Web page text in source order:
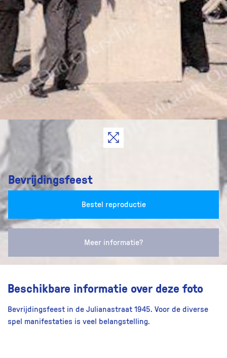
Bevrijdingsfeest
Bestel reproductie
Meer informatie?
Beschikbare informatie over deze foto
Bevrijdingsfeest in de Julianastraat 1945. Voor de diverse
spel manifestaties is veel belangstelling.